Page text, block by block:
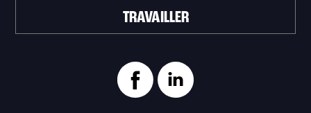
TRAVAILLER